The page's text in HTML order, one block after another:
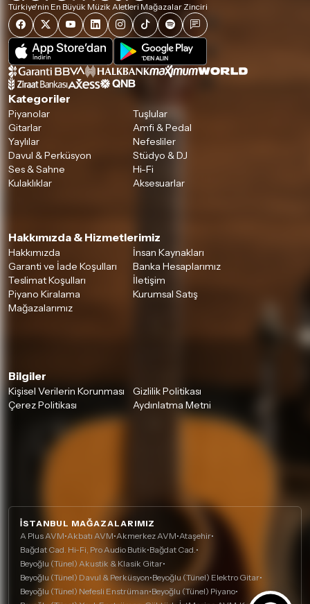
Türkiye'nin En Büyük Müzik Aletleri Mağazalar Zinciri
Kategoriler
Piyanolar
Tuşlular
Gitarlar
Amfi & Pedal
Yaylılar
Nefesliler
Davul & Perküsyon
Stüdyo & DJ
Ses & Sahne
Hi-Fi
Kulaklıklar
Aksesuarlar
Hakkımızda & Hizmetlerimiz
Hakkımızda
İnsan Kaynakları
Garanti ve İade Koşulları
Banka Hesaplarımız
Teslimat Koşulları
İletişim
Piyano Kiralama
Kurumsal Satış
Mağazalarımız
Bilgiler
Kişisel Verilerin Korunması
Gizlilik Politikası
Çerez Politikası
Aydınlatma Metni
İSTANBUL MAĞAZALARIMIZ
A Plus AVM•Akbatı AVM•Akmerkez AVM•Ataşehir•
Bağdat Cad. Hi-Fi, Pro Audio Butik•Bağdat Cad. •
Beyoğlu (Tünel) Akustik & Klasik Gitar•
Beyoğlu (Tünel) Davul & Perküsyon•Beyoğlu (Tünel) Elektro Gitar•
Beyoğlu (Tünel) Nefesli Enstrüman•Beyoğlu (Tünel) Piyano•